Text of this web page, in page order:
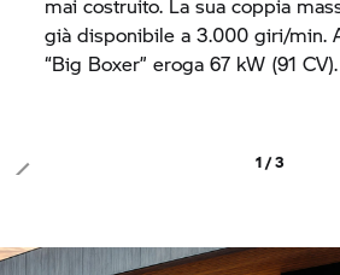
già disponibile a 3.000 giri/min.
“Big Boxer” eroga 67 kW (91 CV).
1 / 3